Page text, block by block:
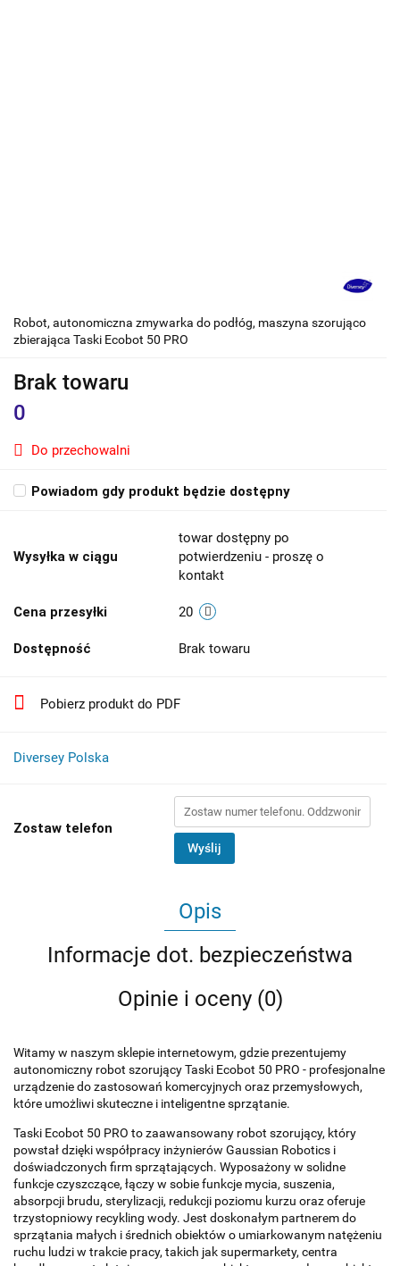
Robot, autonomiczna zmywarka do podłóg, maszyna szorująco
zbierająca Taski Ecobot 50 PRO
Brak towaru
0
Do przechowalni
Powiadom gdy produkt będzie dostępny
Wysyłka w ciągu
towar dostępny po
potwierdzeniu - proszę o
kontakt
Cena przesyłki 20
Dostępność Brak towaru
Pobierz produkt do PDF
Diversey Polska
Zostaw telefon
Wyślij
Opis
Informacje dot. bezpieczeństwa
Opinie i oceny (0)
Witamy w naszym sklepie internetowym, gdzie prezentujemy
autonomiczny robot szorujący Taski Ecobot 50 PRO - profesjonalne
urządzenie do zastosowań komercyjnych oraz przemysłowych,
które umożliwi skuteczne i inteligentne sprzątanie.
Taski Ecobot 50 PRO to zaawansowany robot szorujący, który
powstał dzięki współpracy inżynierów Gaussian Robotics i
doświadczonych firm sprzątających. Wyposażony w solidne
funkcje czyszczące, łączy w sobie funkcje mycia, suszenia,
absorpcji brudu, sterylizacji, redukcji poziomu kurzu oraz oferuje
trzystopniowy recykling wody. Jest doskonałym partnerem do
sprzątania małych i średnich obiektów o umiarkowanym natężeniu
ruchu ludzi w trakcie pracy, takich jak supermarkety, centra